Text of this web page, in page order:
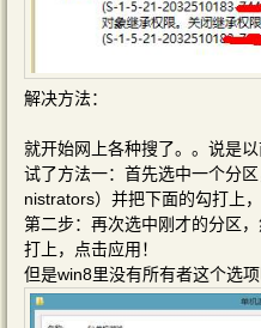
解决方法：
就开始网上各种搜了。。说是
试了方法一：首先选中一个
nistrators）并把下面的勾打上
第二步：再次选中刚才的分区
打上，点击应用！
但是win8里没有所有者这个选项